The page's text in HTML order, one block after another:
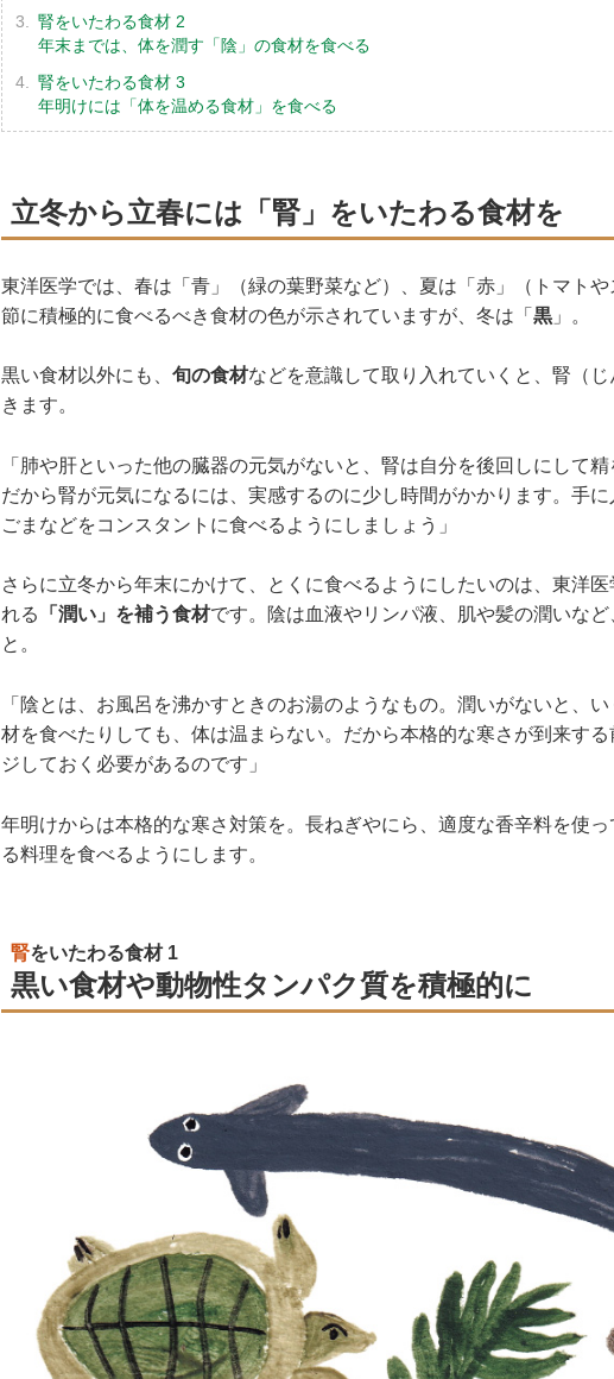
腎をいたわる食材 2
年末までは、体を潤す「陰」の食材を食べる
腎をいたわる食材 3
年明けには「体を温める食材」を食べる
立冬から立春には「腎」をいたわる食材を
東洋医学では、春は「青」（緑の葉野菜など）、夏は「赤」（トマト
節に積極的に食べるべき食材の色が示されていますが、冬は「 黒 」。
黒い食材以外にも、 旬の食材などを意識して取り入れていくと、腎（
きます。
「肺や肝といった他の臓器の元気がないと、腎は自分を後回しにして精
だから腎が元気になるには、実感するのに少し時間がかかります。手
ごまなどをコンスタントに食べるようにしましょう」
さらに立冬から年末にかけて、とくに食べるようにしたいのは、東洋
れる
「潤い」を補う食材です。陰は血液やリンパ液、肌や髪の潤いな
と。
「陰とは、お風呂を沸かすときのお湯のようなもの。潤いがないと、
材を食べたりしても、体は温まらない。だから本格的な寒さが到来す
ジしておく必要があるのです」
年明けからは本格的な寒さ対策を。長ねぎやにら、適度な香辛料を使
る料理を食べるようにします。
腎をいたわる食材 1
黒い食材や動物性タンパク質を積極的に